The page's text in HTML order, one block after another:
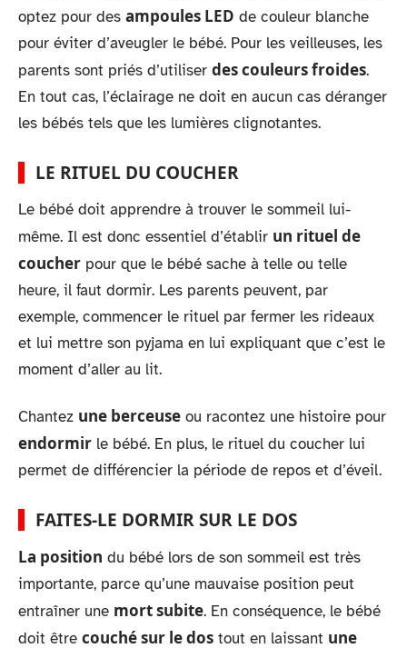
optez pour des ampoules LED de couleur blanche
pour éviter d’aveugler le bébé. Pour les veilleuses, les
parents sont priés d’utiliser des couleurs froides.
En tout cas, l’éclairage ne doit en aucun cas déranger
les bébés tels que les lumières clignotantes.
LE RITUEL DU COUCHER
Le bébé doit apprendre à trouver le sommeil lui-
même. Il est donc essentiel d’établir un rituel de
coucher pour que le bébé sache à telle ou telle
heure, il faut dormir. Les parents peuvent, par
exemple, commencer le rituel par fermer les rideaux
et lui mettre son pyjama en lui expliquant que c’est le
moment d’aller au lit.
Chantez une berceuse ou racontez une histoire pour
endormir le bébé. En plus, le rituel du coucher lui
permet de différencier la période de repos et d’éveil.
FAITES-LE DORMIR SUR LE DOS
La position du bébé lors de son sommeil est très
importante, parce qu’une mauvaise position peut
entraîner une mort subite. En conséquence, le bébé
doit être couché sur le dos tout en laissant une